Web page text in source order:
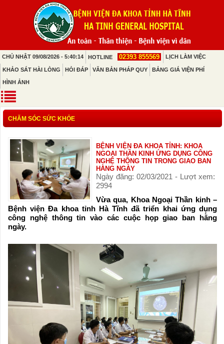
CHỦ NHẬT 09/08/2026 - 5:40:14 HOTLINE 02393 855569 LỊCH LÀM VIỆC
KHẢO SÁT HÀI LÒNG HỎI ĐÁP VĂN BẢN PHÁP QUY BẢNG GIÁ VIỆN PHÍ
HÌNH ẢNH
CHĂM SÓC SỨC KHỎE
BỆNH VIỆN ĐA KHOA TỈNH: KHOA
NGOẠI THẦN KINH ỨNG DỤNG CÔNG
NGHỆ THÔNG TIN TRONG GIAO BAN
HẰNG NGÀY
Ngày đăng: 02/03/2021 - Lượt xem:
2994
Vừa qua, Khoa Ngoại Thần kinh –
Bệnh viện Đa khoa tỉnh Hà Tĩnh đã triển khai ứng dụng
công nghệ thông tin vào các cuộc họp giao ban hằng
ngày.